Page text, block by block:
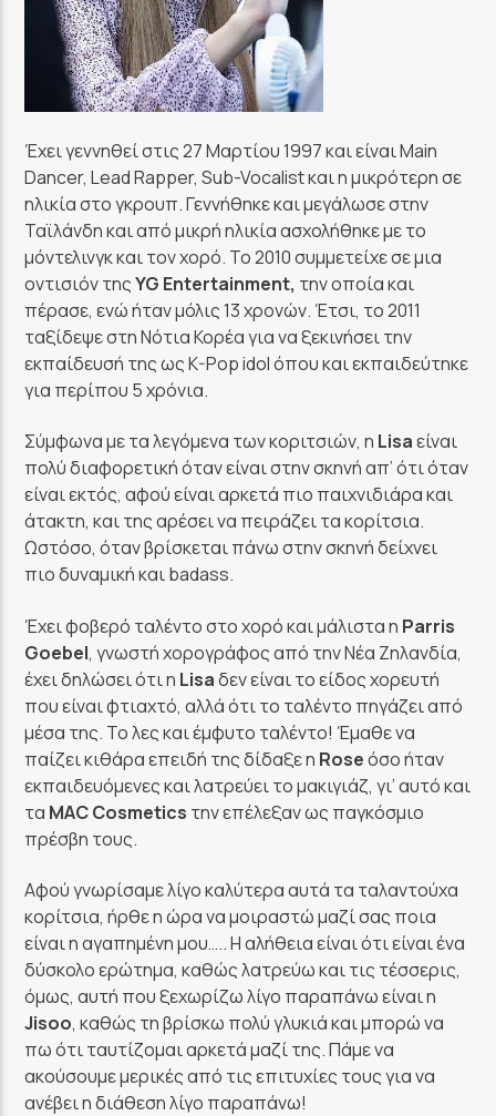
Έχει γεννηθεί στις 27 Μαρτίου 1997 και είναι Main
Dancer, Lead Rapper, Sub-Vocalist και η μικρότερη σε
ηλικία στο γκρουπ. Γεννήθηκε και μεγάλωσε στην
Ταϊλάνδη και από μικρή ηλικία ασχολήθηκε με το
μόντελινγκ και τον χορό. Το 2010 συμμετείχε σε μια
οντισιόν τηςYG Entertainment, την οποία και
πέρασε, ενώ ήταν μόλις 13 χρονών. Έτσι, το 2011
ταξίδεψε στη Νότια Κορέα για να ξεκινήσει την
εκπαίδευσή της ως K-Pop idol όπου και εκπαιδεύτηκε
για περίπου 5 χρόνια.
Σύμφωνα με τα λεγόμενα των κοριτσιών, η Lisaείναι
πολύ διαφορετική όταν είναι στην σκηνή απ’ ότι όταν
είναι εκτός, αφού είναι αρκετά πιο παιχνιδιάρα και
άτακτη, και της αρέσει να πειράζει τα κορίτσια.
Ωστόσο, όταν βρίσκεται πάνω στην σκηνή δείχνει
πιο δυναμική και badass.
Έχει φοβερό ταλέντο στο χορό και μάλιστα η Parris
Goebel, γνωστή χορογράφος από την Νέα Ζηλανδία,
έχει δηλώσει ότι η Lisaδεν είναι το είδος χορευτή
που είναι φτιαχτό, αλλά ότι το ταλέντο πηγάζει από
μέσα της. Το λες και έμφυτο ταλέντο! Έμαθε να
παίζει κιθάρα επειδή της δίδαξε η Roseόσο ήταν
εκπαιδευόμενες και λατρεύει το μακιγιάζ, γι’ αυτό και
τα MAC Cosmetics την επέλεξαν ως παγκόσμιο
πρέσβη τους.
Αφού γνωρίσαμε λίγο καλύτερα αυτά τα ταλαντούχα
κορίτσια, ήρθε η ώρα να μοιραστώ μαζί σας ποια
είναι η αγαπημένη μου….. Η αλήθεια είναι ότι είναι ένα
δύσκολο ερώτημα, καθώς λατρεύω και τις τέσσερις,
όμως, αυτή που ξεχωρίζω λίγο παραπάνω είναι η
Jisoo, καθώς τη βρίσκω πολύ γλυκιά και μπορώ να
πω ότι ταυτίζομαι αρκετά μαζί της. Πάμε να
ακούσουμε μερικές από τις επιτυχίες τους για να
ανέβει η διάθεση λίγο παραπάνω!